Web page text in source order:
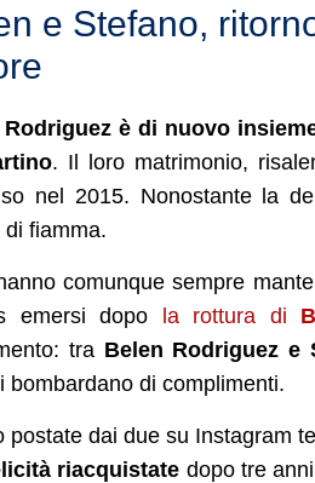
e Stefano,
Rodriguez è di nuovo
. Il loro matrimonio,
nel 2015. Nonostante la
di fiamma.
comunque sempre
emersi dopo la rottura di
tra Belen Rodriguez e
bombardano di complimenti.
postate dai due su Instagram
riacquistate dopo tre